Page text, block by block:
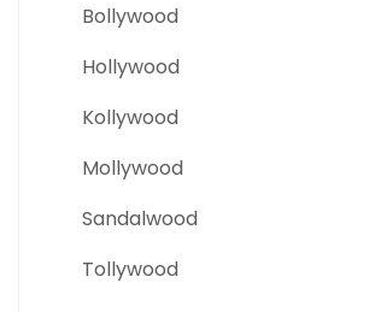
Bollywood
Hollywood
Kollywood
Mollywood
Sandalwood
Tollywood